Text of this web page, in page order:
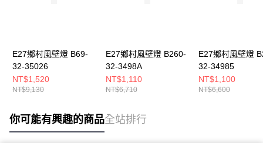
E27鄉村風壁燈 B69-
32-35026
NT$1,520
NT$9,130
E27鄉村風壁燈 B260-
32-3498A
NT$1,110
NT$6,710
E27鄉村風壁燈
32-34985
NT$1,100
NT$6,600
你可能有興趣的商品全站排行